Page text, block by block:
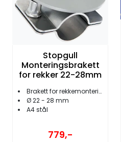
Stopgull
Monteringsbrakett
for rekker 22-28mm
Brakett for rekkemontering
Ø 22 - 28 mm
A4 stål
779,-